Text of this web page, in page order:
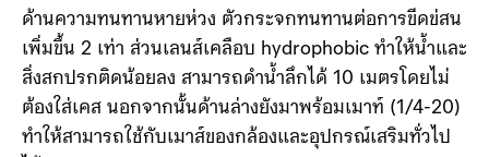
ด้านความทนทานหายห่วง ตัวกระจกทนทานต่อการขีดข่สน
เพิ่มขึ้น 2 เท่า ส่วนเลนส์เคลือบ hydrophobic ทำให้น้ำและ
สิ่งสกปรกติดน้อยลง สามารถดำน้ำลึกได้ 10 เมตรโดยไม่
ต้องใส่เคส นอกจากนั้นด้านล่างยังมาพร้อมเมาท์ (1/4-20)
ทำให้สามารถใช้กับเมาส์ของกล้องและอุปกรณ์เสริมทั่วไป